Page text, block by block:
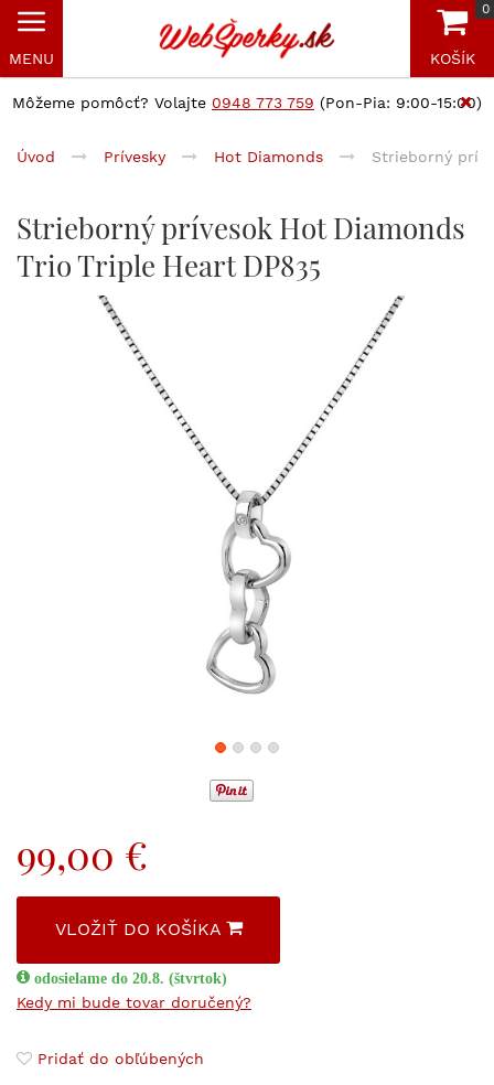
MENU
0
KOŠÍK
Môžeme pomôcť? Volajte 0948 773 759 (Pon-Pia: 9:00-15:00)
Úvod Prívesky Hot Diamonds Strieborný
Strieborný prívesok Hot Diamonds
Trio Triple Heart DP835
99,00 €
VLOŽIŤ DO KOŠÍKA
odosielame do 20.8. (štvrtok)
Kedy mi bude tovar doručený?
Pridať do obľúbených